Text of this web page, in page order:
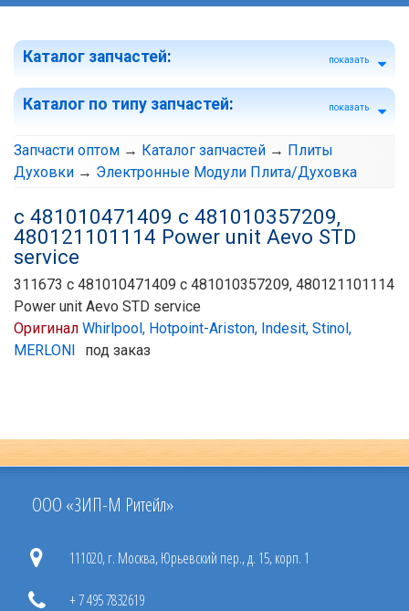
Каталог запчастей: показать
Каталог по типу запчастей: показать
Запчасти оптом → Каталог запчастей → Плиты
Духовки → Электронные Модули Плита/Духовка
с 481010471409 с 481010357209,
480121101114 Power unit Aevo STD
service
311673 с 481010471409 с 481010357209, 480121101114
Power unit Aevo STD service
Оригинал Whirlpool, Hotpoint-Ariston, Indesit, Stinol,
MERLONI
под заказ
ООО «ЗИП-М Ритейл»
111020, г. Москва, Юрьевский пер., д. 15, корп. 1
+ 7 495 7832619